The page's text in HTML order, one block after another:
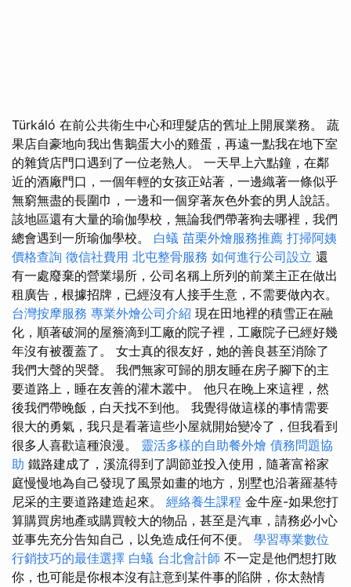
Türkáló 在前公共衛生中心和理髮店的舊址上開展業務。 蔬
果店自豪地向我出售鵝蛋大小的雞蛋，再遠一點我在地下室
的雜貨店門口遇到了一位老熟人。 一天早上六點鐘，在鄰
近的酒廠門口，一個年輕的女孩正站著，一邊織著一條似乎
無窮無盡的長圍巾，一邊和一個穿著灰色外套的男人說話。
該地區還有大量的瑜伽學校，無論我們帶著狗去哪裡，我們
總會遇到一所瑜伽學校。 白蟻 苗栗外燴服務推薦 打掃阿姨
價格查詢 徵信社費用 北屯整骨服務 如何進行公司設立 還
有一處廢棄的營業場所，公司名稱上所列的前業主正在做出
租廣告，根據招牌，已經沒有人接手生意，不需要做內衣。
台灣按摩服務 專業外燴公司介紹 現在田地裡的積雪正在融
化，順著破洞的屋簷滴到工廠的院子裡，工廠院子已經好幾
年沒有被覆蓋了。 女士真的很友好，她的善良甚至消除了
我們大聲的哭聲。 我們無家可歸的朋友睡在房子腳下的主
要道路上，睡在友善的灌木叢中。 他只在晚上來這裡，然
後我們帶晚飯，白天找不到他。 我覺得做這樣的事情需要
很大的勇氣，我只是看著這些小屋就開始變冷了，但我看到
很多人喜歡這種浪漫。 靈活多樣的自助餐外燴 債務問題協
助 鐵路建成了，溪流得到了調節並投入使用，隨著富裕家
庭慢慢地為自己發現了風景如畫的地方，別墅也沿著羅基特
尼采的主要道路建造起來。 經絡養生課程 金牛座-如果您打
算購買房地產或購買較大的物品，甚至是汽車，請務必小心
並事先充分告知自己，以免造成任何不便。 學習專業數位
行銷技巧的最佳選擇 白蟻 台北會計師 不一定是他們想打敗
你，也可能是你根本沒有註意到某件事的陷阱，你太熱情